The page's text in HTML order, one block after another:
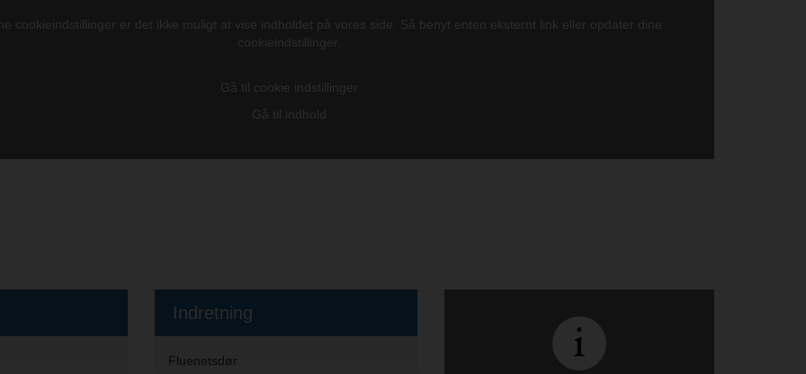
cookieindstillinger er det ikke muligt at vise indholdet på vores side. Så benyt enten eksternt link eller opdater dine
cookieindstillinger.
Gå til cookie indstillinger
Gå til indhold
Indretning
Fluenetsdør